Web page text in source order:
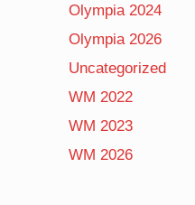
Olympia 2024
Olympia 2026
Uncategorized
WM 2022
WM 2023
WM 2026